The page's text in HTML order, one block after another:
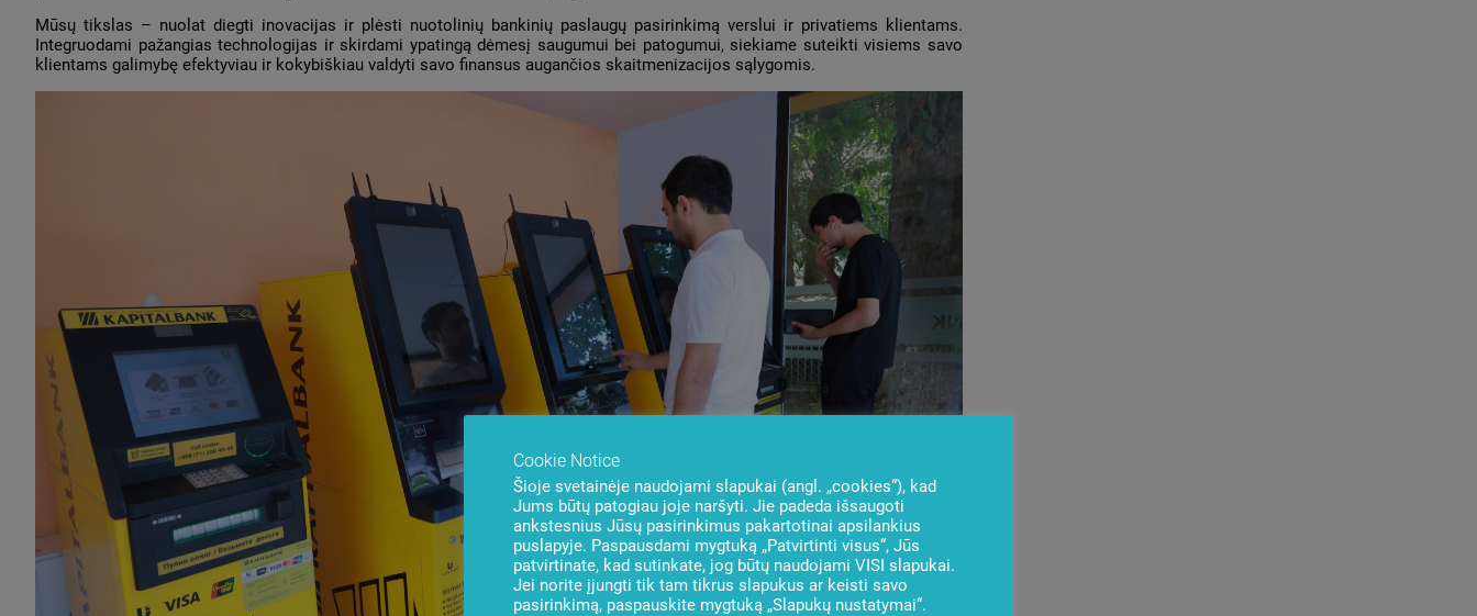
Mūsų tikslas – nuolat diegti inovacijas ir plėsti nuotolinių bankinių paslaugų pasirinkimą verslui ir privatiems klientams.
Integruodami pažangias technologijas ir skirdami ypatingą dėmesį saugumui bei patogumui, siekiame suteikti visiems savo
klientams galimybę efektyviau ir kokybiškiau valdyti savo finansus augančios skaitmenizacijos sąlygomis.
Cookie Notice
Šioje svetainėje naudojami slapukai (angl. „cookies“), kad
Jums būtų patogiau joje naršyti. Jie padeda išsaugoti
ankstesnius Jūsų pasirinkimus pakartotinai apsilankius
puslapyje. Paspausdami mygtuką „Patvirtinti visus“, Jūs
patvirtinate, kad sutinkate, jog būtų naudojami VISI slapukai.
Jei norite įjungti tik tam tikrus slapukus ar keisti savo
pasirinkimą, paspauskite mygtuką „Slapukų nustatymai“.